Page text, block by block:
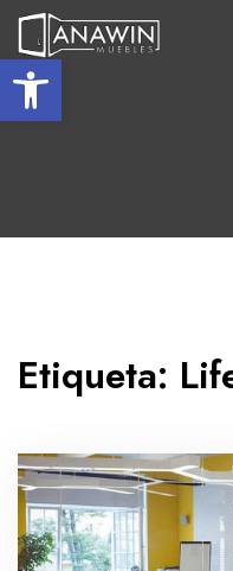
Abrir barra
Etiqueta: